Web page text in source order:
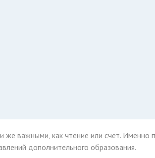
важными, как чтение или счёт. Именно
дополнительного образования.